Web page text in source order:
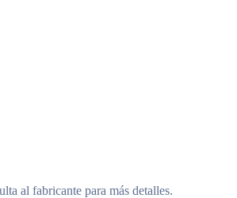
al fabricante para más detalles.